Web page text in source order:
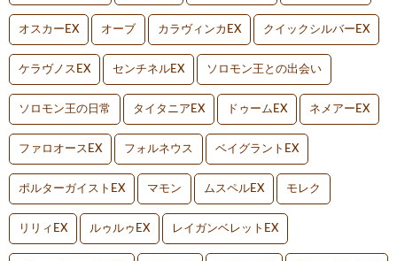
オスカーEX オーブ カラヴィンカEX クイックシルバーEX
ケラヴノスEX センチネルEX ソロモン王との出会い
ソロモン王の日常 タイタニアEX ドゥームEX ネメアーEX
ファロオースEX フォルネウス ベイグラントEX
ポルターガイストEX マモン ムスペルEX モレク
リリィEX ルゥルゥEX レイガンベレットEX